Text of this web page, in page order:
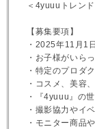
＜4yuuuトレン
【募集要項】
・2025年11月1
・お子様がいら
・特定のプロダ
・コスメ、美容
・『4yuuu』の
・撮影協力やイ
・モニター商品